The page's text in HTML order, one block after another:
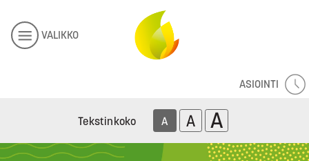
VALIKKO
ASIOINTI
Tekstinkoko A A A